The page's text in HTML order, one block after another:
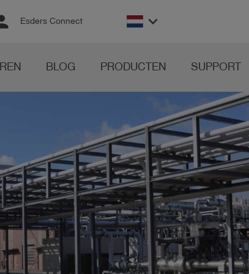
Esders Connect keyboard_arrow_down
BLOG PRODUCTEN SUPPORT